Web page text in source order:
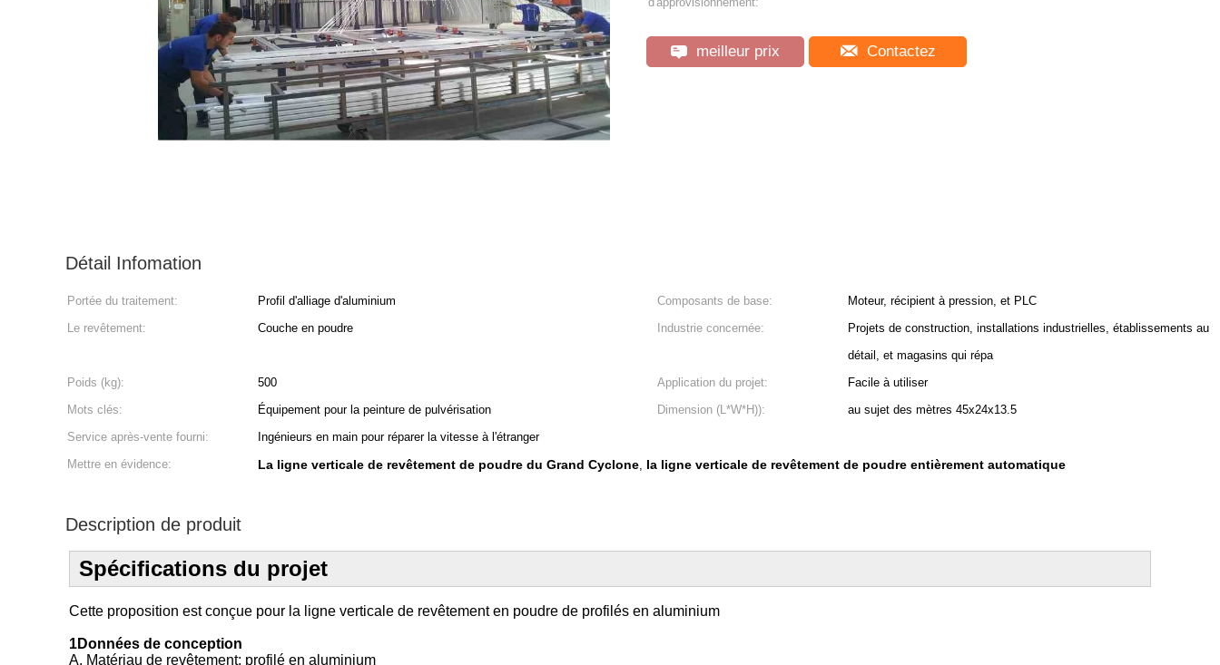
meilleur prix Contactez
Détail Infomation
Portée du traitement: Profil d'alliage d'aluminium Composants de base:
Moteur, récipient à pression, et PLC
Le revêtement:
Couche en poudre Industrie concernée:
Projets de construction, installations industrielles, établissements au
détail, et magasins qui répa
Poids (kg):
500 Application du projet:
Facile à utiliser
Mots clés:
Équipement pour la peinture de pulvérisation Dimension (L*W*H)):
au sujet des mètres 45x24x13.5
Service après-vente fourni:
Ingénieurs en main pour réparer la vitesse à l'étranger
Mettre en évidence:
La ligne verticale de revêtement de poudre du Grand Cyclone, la ligne verticale de revêtement de poudre entièrement automatique
Description de produit
Spécifications du projet
Cette proposition est conçue pour la ligne verticale de revêtement en poudre de profilés en aluminium
1Données de conception
A. Matériau de revêtement: profilé en aluminium